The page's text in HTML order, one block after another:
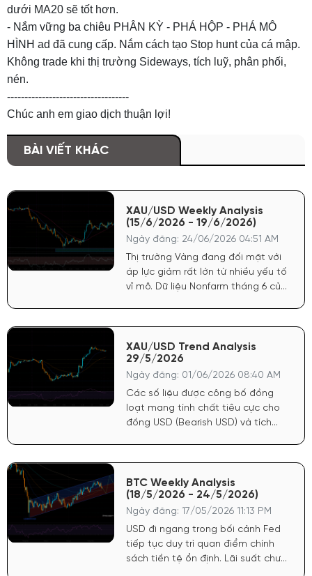
dưới MA20 sẽ tốt hơn.
- Nắm vững ba chiêu PHÂN KỲ - PHÁ HỘP - PHÁ MÔ
HÌNH ad đã cung cấp. Nắm cách tạo Stop hunt của cá mập.
Không trade khi thị trường Sideways, tích luỹ, phân phối,
nén.
-----------------------------------
Chúc anh em giao dịch thuận lợi!
BÀI VIẾT KHÁC
XAU/USD Weekly Analysis
(15/6/2026 - 19/6/2026)
Ngày đăng: 24/06/2026 04:51 AM
Thị trường Vàng đang đối mặt với
áp lực giảm rất lớn từ nhiều yếu tố
vĩ mô. Dữ liệu Nonfarm tháng 6 của
chắc để trì hoãn lộ trình nới lỏng
tiền tệ, trực tiếp tước đi động lực
tăng giá mạnh nhất của vàng.
XAU/USD Trend Analysis
29/5/2026
Ngày đăng: 01/06/2026 08:40 AM
Các số liệu được công bố đồng
loạt mang tính chất tiêu cực cho
đồng USD (Bearish USD) và tích
0.2% (thấp hơn dự báo 0.3%). Chỉ
số giá GDP sơ bộ cũng giảm còn
3.5% (dự báo 3.6%).
BTC Weekly Analysis
(18/5/2026 - 24/5/2026)
Ngày đăng: 17/05/2026 11:13 PM
USD đi ngang trong bối cảnh Fed
tiếp tục duy trì quan điểm chính
sách tiền tệ ổn định. Lãi suất chưa